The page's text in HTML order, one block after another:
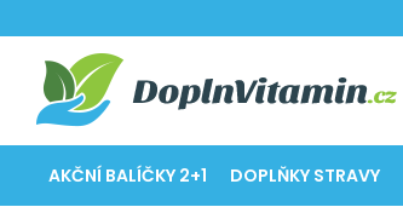
AKČNÍ BALÍČKY 2+1 DOPLŇKY STRAVY